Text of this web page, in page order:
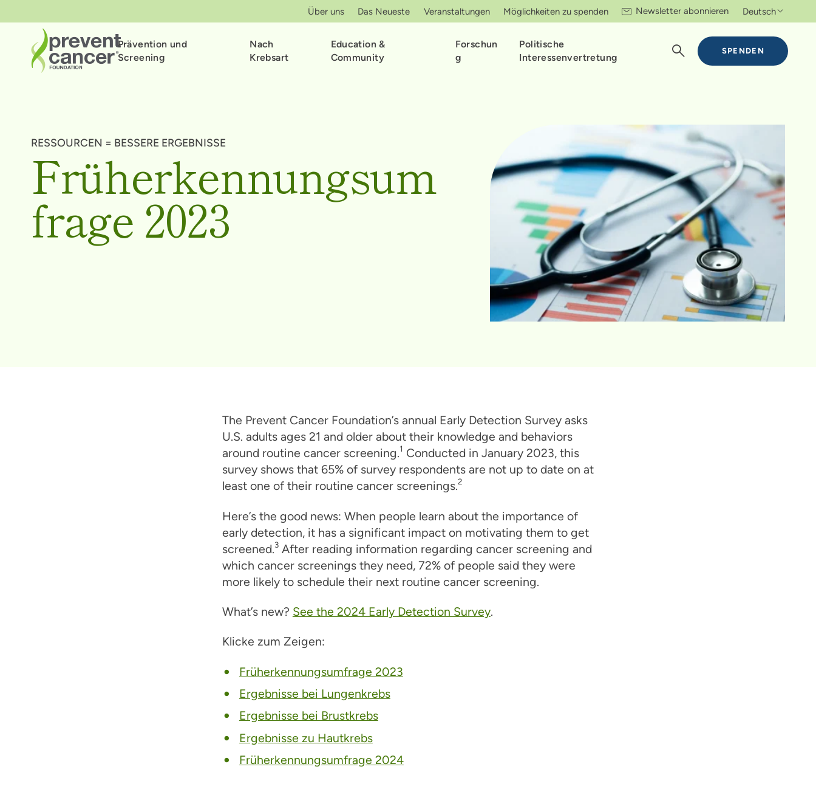
SPENDEN
Prävention und
Screening
Nach
Krebsart
Education &
Community
Forschun
g
Politische
Interessenvertretung
Über uns Das Neueste Veranstaltungen Möglichkeiten zu spenden Newsletter abonnieren Deutsch
RESSOURCEN = BESSERE ERGEBNISSE
Früherkennungsum
frage 2023
The Prevent Cancer Foundation’s annual Early Detection Survey asks
U.S. adults ages 21 and older about their knowledge and behaviors
around routine cancer screening.1 Conducted in January 2023, this
survey shows that 65% of survey respondents are not up to date on at
least one of their routine cancer screenings.2
Here’s the good news: When people learn about the importance of
early detection, it has a significant impact on motivating them to get
screened.3After reading information regarding cancer screening and
which cancer screenings they need, 72% of people said they were
more likely to schedule their next routine cancer screening.
What’s new? See the 2024 Early Detection Survey.
Klicke zum Zeigen:
Früherkennungsumfrage 2023
Ergebnisse bei Lungenkrebs
Ergebnisse bei Brustkrebs
Ergebnisse zu Hautkrebs
Früherkennungsumfrage 2024